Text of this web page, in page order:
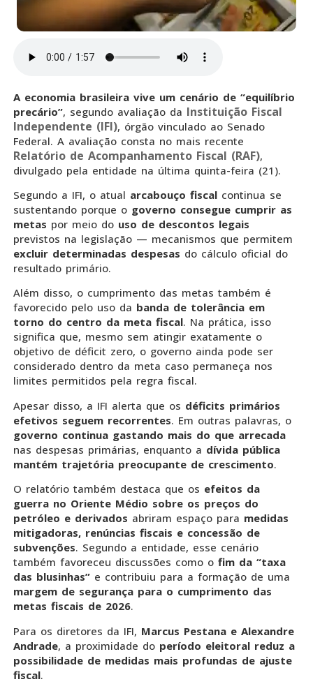
A economia brasileira vive um cenário de “equilíbrio
precário”, segundo avaliação da Instituição Fiscal
Independente (IFI), órgão vinculado ao Senado
Federal. A avaliação consta no mais recente
Relatório de Acompanhamento Fiscal (RAF),
divulgado pela entidade na última quinta-feira (21).
Segundo a IFI, o atual arcabouço fiscal continua se
sustentando porque o governo consegue cumprir as
metas por meio do uso de descontos legais
previstos na legislação — mecanismos que permitem
excluir determinadas despesas do cálculo oficial do
resultado primário.
Além disso, o cumprimento das metas também é
favorecido pelo uso da banda de tolerância em
torno do centro da meta fiscal. Na prática, isso
significa que, mesmo sem atingir exatamente o
objetivo de déficit zero, o governo ainda pode ser
considerado dentro da meta caso permaneça nos
limites permitidos pela regra fiscal.
Apesar disso, a IFI alerta que os déficits primários
efetivos seguem recorrentes. Em outras palavras, o
governo continua gastando mais do que arrecada
nas despesas primárias, enquanto a dívida pública
mantém trajetória preocupante de crescimento.
O relatório também destaca que os efeitos da
guerra no Oriente Médio sobre os preços do
petróleo e derivados abriram espaço para medidas
mitigadoras, renúncias fiscais e concessão de
subvenções. Segundo a entidade, esse cenário
também favoreceu discussões como o fim da “taxa
das blusinhas” e contribuiu para a formação de uma
margem de segurança para o cumprimento das
metas fiscais de 2026.
Para os diretores da IFI, Marcus Pestana e Alexandre
Andrade, a proximidade do período eleitoral reduz a
possibilidade de medidas mais profundas de ajuste
fiscal.